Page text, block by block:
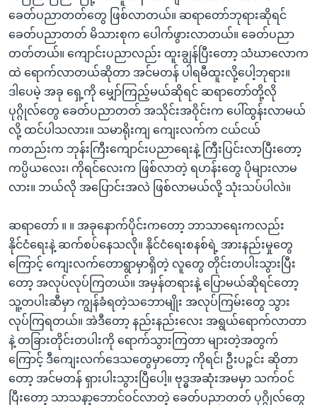
ခေတ်ပညာတတ်တွေ ဖြစ်လာတယ်။ ဆရာတော်ဘုရားဆိုရင်
ခေတ်ပညာတတ် မိသားစုက ပေါက်ဖွားလာတယ်။ ခေတ်ပညာ
တတ်တယ်။ ကျောင်းပညာလည်း ထူးချွန်ပြီးတော့ သံဃာလောက
ထဲ ရောက်လာတယ်ဆိုတာ အင်မတန် ပါရမီထူးလို့ပေါ့ဘုရား။
ဒါပေမဲ့ အခု ရှေ့ကို မျှော်ကြည့်မယ်ဆိုရင် ဆရာတော်တို့လို
ပုဂ္ဂိုလ်တွေ ခေတ်ပညာတတ် အသိုင်းအဝိုင်းက ပေါ်ထွန်းလာမယ်
လို့ ထင်ပါသလား။ သမာရိုးကျ ကျေးလက်က ငယ်ငယ်
ကတည်းက ဘုန်းကြီးကျောင်းပညာရေးနဲ့ ကြီးပြင်းလာပြီးတော့
ကပ္ပိယလေး၊ ကိုရင်လေးက ဖြစ်လာတဲ့ ရဟန်းတွေ ပိုများလာမ
လား။ ဘယ်လို အပြောင်းအလဲ ဖြစ်လာမယ်လို့ သုံးသပ်ပါလဲ။
ဆရာတော် ။ ။ အခုနောက်ပိုင်းကတော့ ဘာသာရေးကလည်း
နိုင်ငံရေးနဲ့ ဆက်စပ်နေသလို။ နိုင်ငံရေးစနစ်ရဲ့ အားနည်းမှုတွေ
ကြောင့် ကျေးလက်တောရွာမှာရှိတဲ့ လူတွေ တိုင်းတပါးသွားပြီး
တော့ အလုပ်လုပ်ကြတယ်။ အမှန်တရားနဲ့ ပြောမယ်ဆိုရင်တော့
သူ့တပါးဆီမှာ ကျွန်ခံရတဲ့သဘောမျိုး အလုပ်ကြမ်းတွေ သွား
လုပ်ကြရတယ်။ အဲဒီတော့ နည်းနည်းလေး အရွယ်ရောက်လာတာ
နဲ့ တခြားတိုင်းတပါးကို ရောက်သွားကြတာ များတဲ့အတွက်
ကြောင့် ဒီကျေးလက်ဒေသတွေမှာတော့ ကိုရင်၊ ဦးပဉ္ဇင်း ဆိုတာ
တော့ အင်မတန် ရှားပါးသွားပြီပေါ့။ ဗုဒ္ဓအဆုံးအမမှာ သက်ဝင်
ပြီးတော့ သာသနာ့ဘောင်ဝင်လာတဲ့ ခေတ်ပညာတတ် ပုဂ္ဂိုလ်တွေ